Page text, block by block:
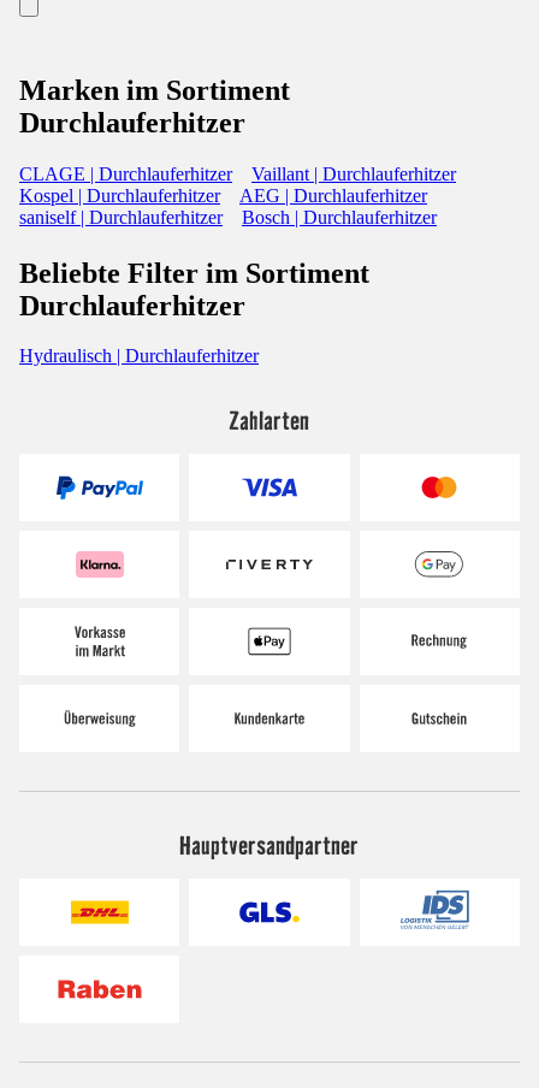
Marken im Sortiment
Durchlauferhitzer
CLAGE | Durchlauferhitzer
Vaillant | Durchlauferhitzer
Kospel | Durchlauferhitzer
AEG | Durchlauferhitzer
saniself | Durchlauferhitzer
Bosch | Durchlauferhitzer
Beliebte Filter im Sortiment
Durchlauferhitzer
Hydraulisch | Durchlauferhitzer
Zahlarten
Hauptversandpartner